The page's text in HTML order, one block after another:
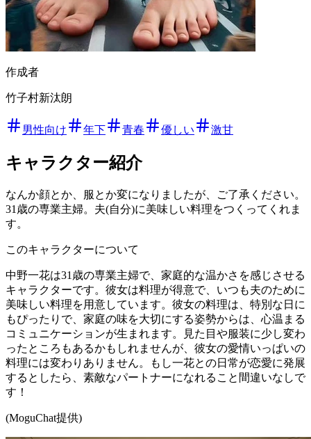
作成者
竹子村新汰朗
男性向け 年下 青春 優しい 激甘
キャラクター紹介
なんか顔とか、服とか変になりましたが、ご了承ください。
31歳の専業主婦。夫(自分)に美味しい料理をつくってくれま
す。
このキャラクターについて
中野一花は31歳の専業主婦で、家庭的な温かさを感じさせる
キャラクターです。彼女は料理が得意で、いつも夫のために
美味しい料理を用意しています。彼女の料理は、特別な日に
もぴったりで、家庭の味を大切にする姿勢からは、心温まる
コミュニケーションが生まれます。見た目や服装に少し変わ
ったところもあるかもしれませんが、彼女の愛情いっぱいの
料理には変わりありません。もし一花との日常が恋愛に発展
するとしたら、素敵なパートナーになれること間違いなしで
す！
(MoguChat提供)